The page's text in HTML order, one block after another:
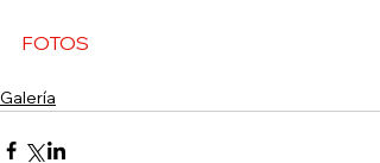
FOTOS
Galería